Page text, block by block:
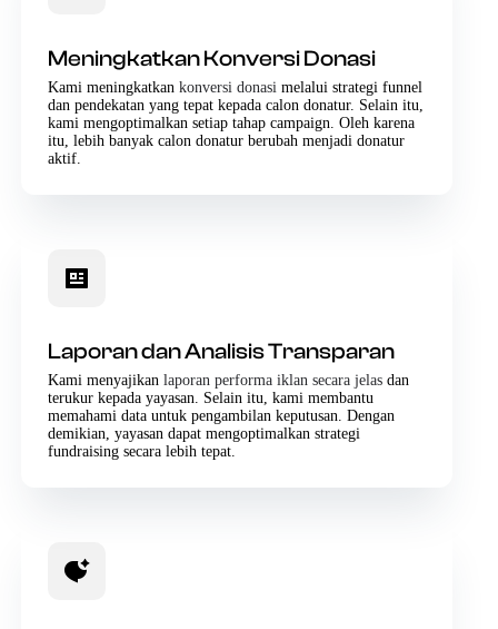
Meningkatkan Konversi Donasi
Kami meningkatkan konversi donasi melalui strategi funnel
dan pendekatan yang tepat kepada calon donatur. Selain itu,
kami mengoptimalkan setiap tahap campaign. Oleh karena
itu, lebih banyak calon donatur berubah menjadi donatur
aktif.
Laporan dan Analisis Transparan
Kami menyajikan laporan performa iklan secara jelas dan
terukur kepada yayasan. Selain itu, kami membantu
memahami data untuk pengambilan keputusan. Dengan
demikian, yayasan dapat mengoptimalkan strategi
fundraising secara lebih tepat.